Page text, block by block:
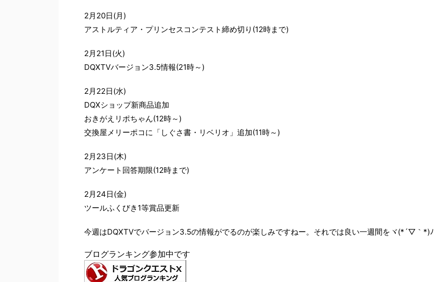
2月20日(月)
アストルティア・プリンセスコンテスト締め切り(12時まで)
2月21日(火)
DQXTVバージョン3.5情報(21時～)
2月22日(水)
DQXショップ新商品追加
おきがえリポちゃん(12時～)
交換屋メリーポコに「しぐさ書・リベリオ」追加(11時～)
2月23日(木)
アンケート回答期限(12時まで)
2月24日(金)
ツールふくびき1等賞品更新
今週はDQXTVでバージョン3.5の情報がでるのが楽しみですねー。それでは良い一週間をヾ(*´▽｀*)ﾉ
ブログランキング参加中です